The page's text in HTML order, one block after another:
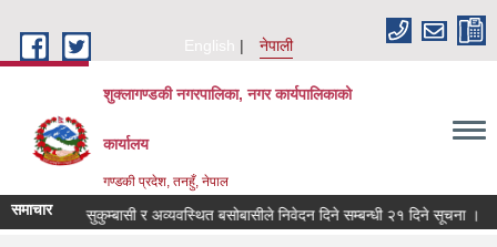
English
नेपाली
शुक्लागण्डकी नगरपालिका, नगर कार्यपालिकाको
कार्यालय
गण्डकी प्रदेश, तनहुँ, नेपाल
समाचार
भूमिहीन सुकुम्बासी र अव्यवस्थित बसोबासीले निवेदन दिने सम्बन्धी २१ दिने सूचना ।